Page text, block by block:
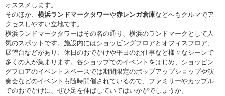
オススメします。
そのほか、 横浜ランドマークタワーや赤レンガ倉庫などへもクルマでア
クセスしやすい立地です。
横浜ランドマークタワーはその名の通り、横浜のランドマークとして人
気のスポットです。施設内にはショッピングフロアとオフィスフロア、
展望台などがあり、休日のおでかけや平日のお仕事など様々なシーンで
多くの人が集まります。各ショップでのイベントをはじめ、ショッピン
グフロアのイベントスペースでは期間限定のポップアップショップや演
奏会などのイベントも随時開催されているので、ファミリーやカップル
でのおでかけに、ぜひ足を伸ばしていてはいかがでしょうか。